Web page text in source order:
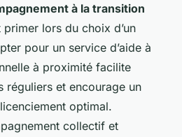
à la transition
primer lors du choix d’un
pour un service d’aide à
à proximité facilite
réguliers et encourage un
optimal.
collectif et